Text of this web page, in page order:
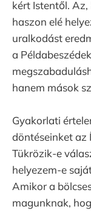
kért Istentől. Az,
haszon elé
uralkodást
a
hanem mások
Gyakorlati
döntéseinket az
Tükrözik-e
helyezem-e
Amikor a
magunknak,